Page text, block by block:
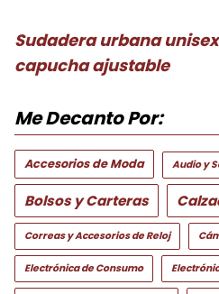
Sudadera urbana
capucha ajustable
Me Decanto Por:
Accesorios de Moda Audio y
Bolsos y Carteras
Correas y Accesorios de Reloj
Electrónica de Consumo